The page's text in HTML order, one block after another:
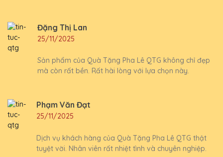
Đặng Thị Lan
25/11/2025
Sản phẩm của Quà Tặng Pha Lê QTG không chỉ đẹp
mà còn rất bền. Rất hài lòng với lựa chọn này.
Phạm Văn Đạt
25/11/2025
Dịch vụ khách hàng của Quà Tặng Pha Lê QTG thật
tuyệt vời. Nhân viên rất nhiệt tình và chuyên nghiệp.